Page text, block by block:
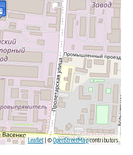
Leaflet| ©OpenStreetMapcontributors